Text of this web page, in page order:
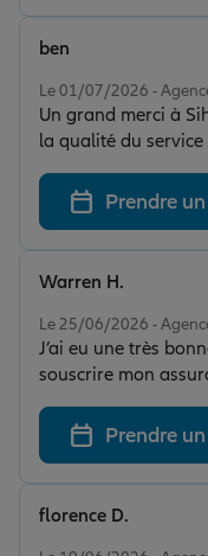
Le 01/07/2026 -
Un grand merci à
la qualité du
était parfait !
ben
Prendre
Le 25/06/2026 -
J’ai eu une très
souscrire mon
professionnelle,à
dans toutes les
cette assurance et
son efficacité.
Warren H.
Prendre
florence D.